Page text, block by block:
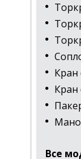
Кран
Кран
Все